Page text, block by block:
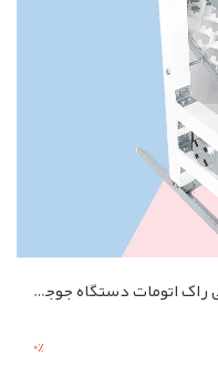
ترنر دستگاه جوجه کشی مدل 126 تایی راک اتومات دستگاه جوجه کشی
0%